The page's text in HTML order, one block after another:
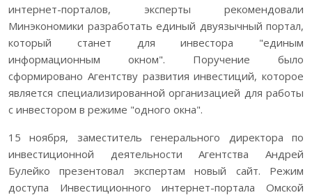
интернет-порталов, эксперты рекомендовали
Минэкономики разработать единый двуязычный портал,
который станет для инвестора "единым
информационным окном". Поручение было
сформировано Агентству развития инвестиций, которое
является специализированной организацией для работы
с инвестором в режиме "одного окна".
15 ноября, заместитель генерального директора по
инвестиционной деятельности Агентства Андрей
Булейко презентовал экспертам новый сайт. Режим
доступа Инвестиционного интернет-портала Омской